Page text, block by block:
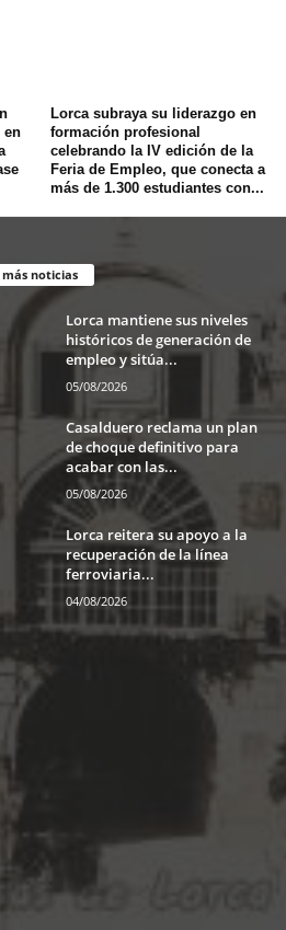
en
Lorca subraya su liderazgo en
formación profesional
celebrando la IV edición de la
Feria de Empleo, que conecta a
más de 1.300 estudiantes con...
noticias
Lorca mantiene sus niveles
históricos de generación de
empleo y sitúa...
05/08/2026
Casalduero reclama un plan
de choque definitivo para
acabar con las...
05/08/2026
Lorca reitera su apoyo a la
recuperación de la línea
ferroviaria...
04/08/2026